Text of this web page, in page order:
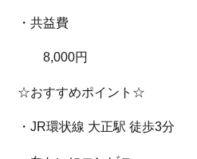
・共益費
8,000円
☆おすすめポイント☆
・JR環状線 大正駅 徒歩3分